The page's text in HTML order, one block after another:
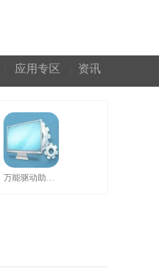
应用专区 资讯
万能驱动助理正规绿色版